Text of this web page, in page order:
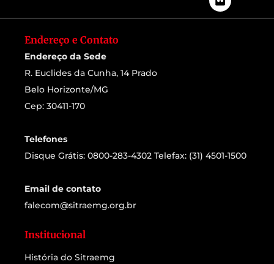
Endereço e Contato
Endereço da Sede
R. Euclides da Cunha, 14 Prado
Belo Horizonte/MG
Cep: 30411-170
Telefones
Disque Grátis: 0800-283-4302 Telefax: (31) 4501-1500
Email de contato
falecom@sitraemg.org.br
Institucional
História do Sitraemg